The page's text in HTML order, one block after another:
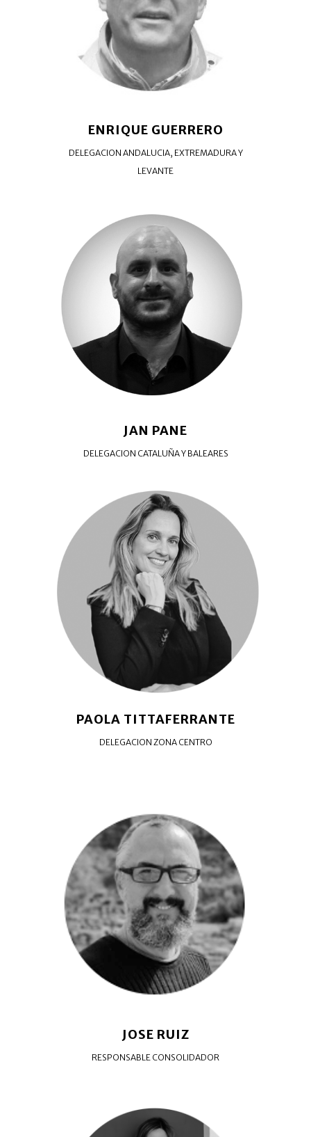
ENRIQUE GUERRERO
DELEGACION ANDALUCIA, EXTREMADURA Y
LEVANTE
JAN PANE
DELEGACION CATALUÑA Y BALEARES
PAOLA TITTAFERRANTE
DELEGACION ZONA CENTRO
JOSE RUIZ
RESPONSABLE CONSOLIDADOR